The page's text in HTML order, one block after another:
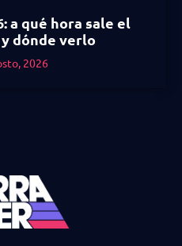
a qué hora sale el
dónde verlo
2026